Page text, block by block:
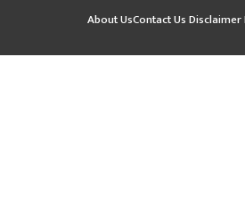
About UsContact UsDisclaimer